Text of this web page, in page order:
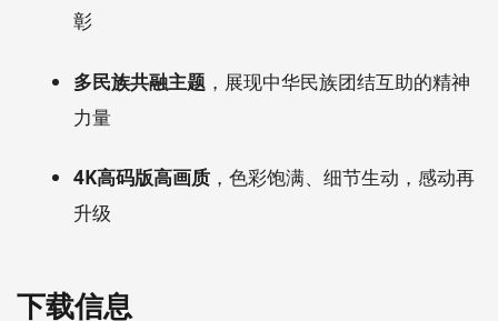
彰
多民族共融主题 ，展现中华民族团结互助的精神
力量
4K高码版高画质 ，色彩饱满、细节生动，感动再
升级
下载信息